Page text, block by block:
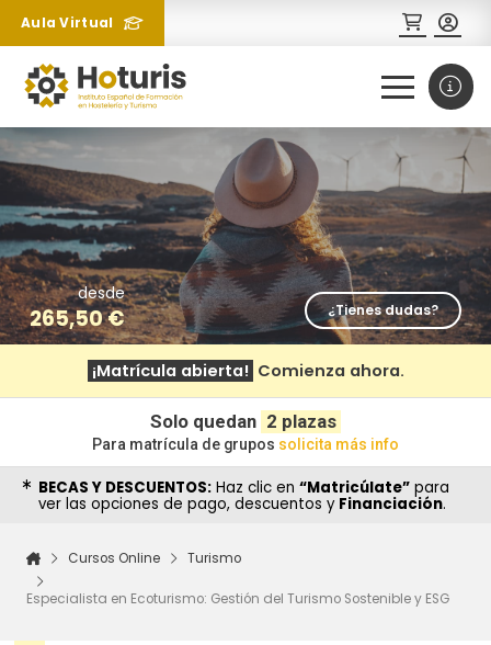
Aula Virtual
desde
265,50€ ¿Tienes dudas?
¡Matrícula abierta! Comienza ahora.
Solo quedan 2 plazas
Para matrícula de grupos solicita más info
BECAS Y DESCUENTOS: Haz clic en “Matricúlate” para
ver las opciones de pago, descuentos y Financiación.
Cursos Online Turismo
Especialista en Ecoturismo: Gestión del Turismo Sostenible y ESG
¿Necesitas más información
sobre un curso?